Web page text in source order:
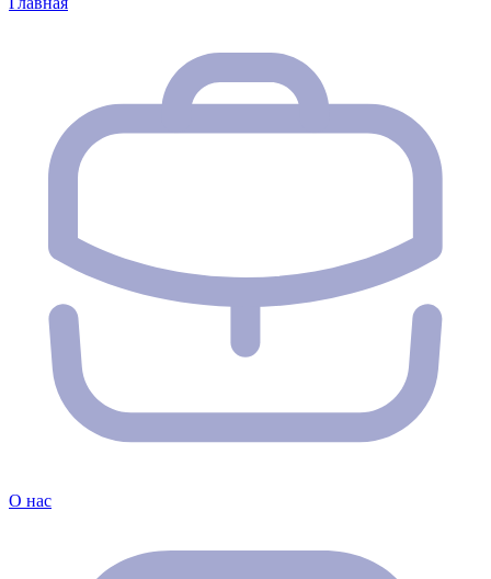
О нас